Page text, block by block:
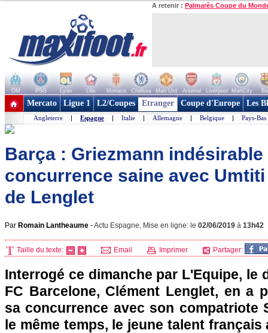
A retenir : Palmarès Coupe du
OM PSG Lyon Lille Monaco Chelsea Man Utd Arsenal Liverpool ManCity
+ de clubs
Mercato Ligue 1 L2/Coupes Etranger Coupe d'Europe Les
Angleterre | Espagne | Italie | Allemagne | Belgique | Pays-Bas
Barça : Griezmann indésirable
concurrence saine avec
de Lenglet
Par Romain Lantheaume -Actu Espagne, Mise en ligne: le 02/06/2019 à 13h42
Taille du texte: Email Imprimer Partager:
Interrogé ce dimanche par L'Equipe, le
FC Barcelone, Clément Lenglet, en a
sa concurrence avec son compatriote
le même temps, le jeune talent